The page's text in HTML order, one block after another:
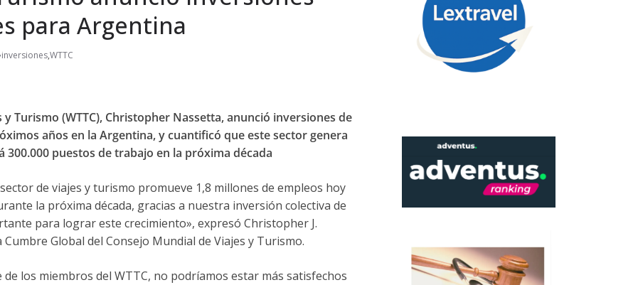
para Argentina
inversiones,WTTC
Turismo (WTTC), Christopher Nassetta, anunció inversiones de
años en la Argentina, y cuantificó que este sector genera
300.000 puestos de trabajo en la próxima década
de viajes y turismo promueve 1,8 millones de empleos hoy
la próxima década, gracias a nuestra inversión colectiva de
para lograr este crecimiento», expresó Christopher J.
Global del Consejo Mundial de Viajes y Turismo.
los miembros del WTTC, no podríamos estar más satisfechos